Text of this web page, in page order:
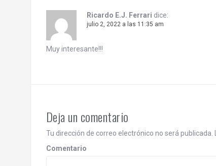
i
g
a
o
n
Ricardo E.J. Ferrari dice:
julio 2, 2022 a las 11:35 am
Muy interesante!!!
Deja un comentario
Tu dirección de correo electrónico no será publicada.
Comentario